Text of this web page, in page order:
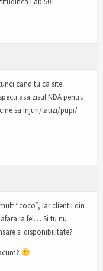
cand tu ca site
asa zisul NDA pentru
sa injuri/lauzi/pupi/
“coco”, iar clientii din
la fel… Si tu nu
si disponibilitate?